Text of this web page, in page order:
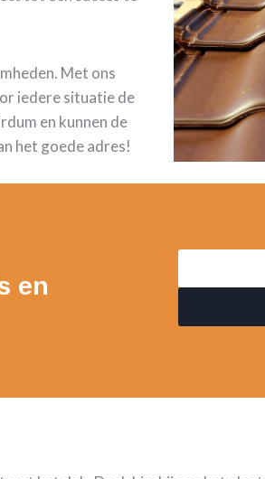
Met ons
iedere situatie de
en kunnen de
het goede adres!
en